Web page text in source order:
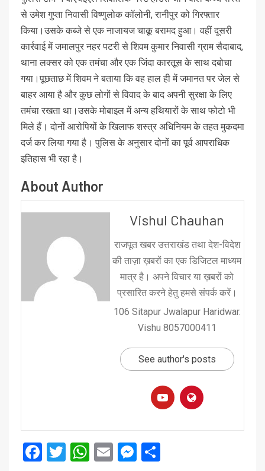
से उमेश गुप्ता निवासी विष्णुलोक कॉलोनी, रानीपुर को गिरफ्तार
किया।उसके कब्जे से एक नाजायज चाकू बरामद हुआ। वहीं दूसरी
कार्रवाई में जमालपुर नहर पटरी से शिवम कुमार निवासी ग्राम सैदाबाद,
थाना लक्सर को एक तमंचा और एक जिंदा कारतूस के साथ दबोचा
गया।पूछताछ में शिवम ने बताया कि वह हाल ही में जमानत पर जेल से
बाहर आया है और कुछ लोगों से विवाद के बाद अपनी सुरक्षा के लिए
तमंचा रखता था।उसके मोबाइल में अन्य हथियारों के साथ फोटो भी
मिले हैं। दोनों आरोपियों के खिलाफ शस्त्र अधिनियम के तहत मुकदमा
दर्ज कर लिया गया है। पुलिस के अनुसार दोनों का पूर्व आपराधिक
इतिहास भी रहा है।
About Author
Vishul Chauhan
राजपूत खबर उत्तराखंड तथा देश-विदेश
की ताज़ा ख़बरों का एक डिजिटल माध्यम
मात्र है। अपने विचार या ख़बरों को
प्रसारित करने हेतु हमसे संपर्क करें।
106 Sitapur Jwalapur Haridwar.
Vishu 8057000411
See author's posts
Facebook
Twitter
WhatsApp
EmailMessenger